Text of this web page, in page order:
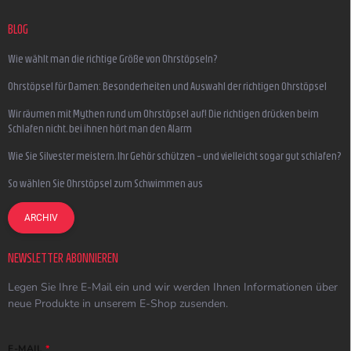
BLOG
Wie wählt man die richtige Größe von Ohrstöpseln?
Ohrstöpsel für Damen: Besonderheiten und Auswahl der richtigen Ohrstöpsel
Wir räumen mit Mythen rund um Ohrstöpsel auf! Die richtigen drücken beim
Schlafen nicht, bei ihnen hört man den Alarm
Wie Sie Silvester meistern, Ihr Gehör schützen – und vielleicht sogar gut schlafen?
So wählen Sie Ohrstöpsel zum Schwimmen aus
ARCHIV
NEWSLETTER ABONNIEREN
Legen Sie Ihre E-Mail ein und wir werden Ihnen Informationen über
neue Produkte in unserem E-Shop zusenden.